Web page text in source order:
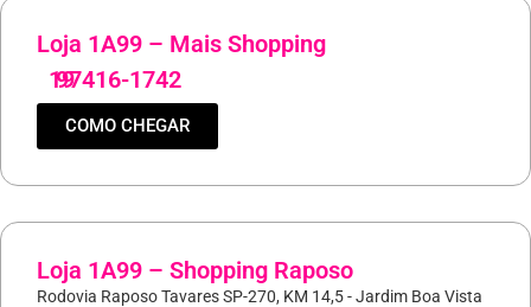
Loja 1A99 – Mais Shopping
19
97416-1742
COMO CHEGAR
Loja 1A99 – Shopping Raposo
Rodovia Raposo Tavares SP-270, KM 14,5 - Jardim Boa Vista